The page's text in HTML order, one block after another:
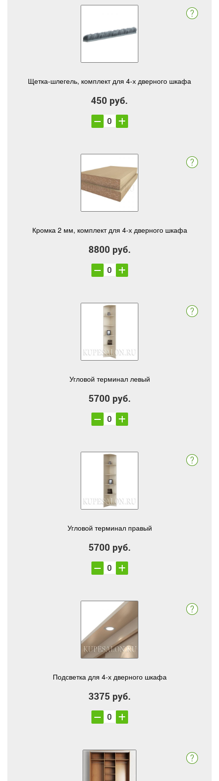
Щетка-шлегель, комплект для 4-х дверного шкафа
450 руб.
Кромка 2 мм, комплект для 4-х дверного шкафа
8800 руб.
Угловой терминал левый
5700 руб.
Угловой терминал правый
5700 руб.
Подсветка для 4-х дверного шкафа
3375 руб.